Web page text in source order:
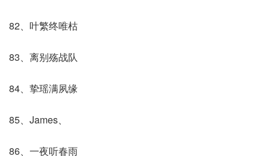
82、叶繁终唯枯
83、离别殇战队
84、挚瑶满夙缘
85、James、
86、一夜听春雨